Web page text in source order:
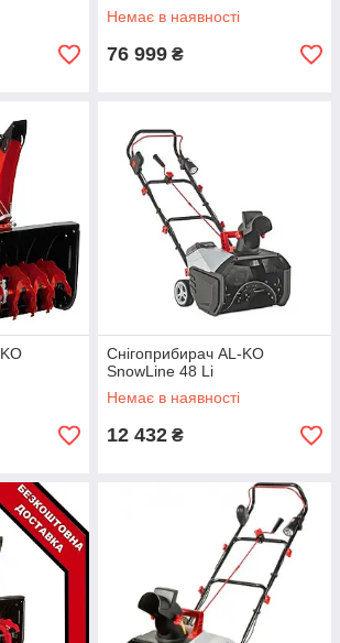
Немає в наявності
76 999 ₴
Снігоприбирач AL-KO
SnowLine 48 Li
Немає в наявності
12 432 ₴